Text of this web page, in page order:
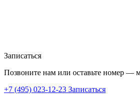
Записаться
Позвоните нам или оставьте номер —
+7 (495) 023-12-23 Записаться